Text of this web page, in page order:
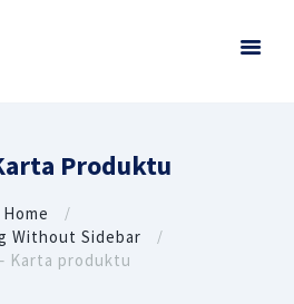
Produktu
Home
Without Sidebar
Karta produktu